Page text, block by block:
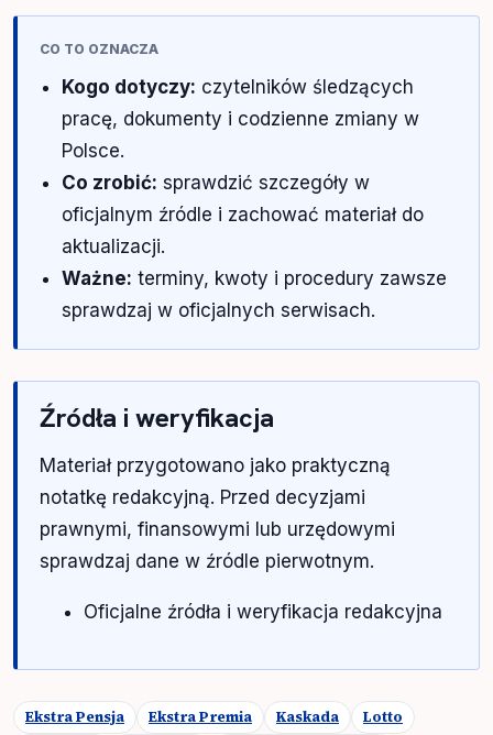
CO TO OZNACZA
Kogo dotyczy: czytelników śledzących
pracę, dokumenty i codzienne zmiany w
Polsce.
Co zrobić: sprawdzić szczegóły w
oficjalnym źródle i zachować materiał do
aktualizacji.
Ważne: terminy, kwoty i procedury zawsze
sprawdzaj w oficjalnych serwisach.
Źródła i weryfikacja
Materiał przygotowano jako praktyczną
notatkę redakcyjną. Przed decyzjami
prawnymi, finansowymi lub urzędowymi
sprawdzaj dane w źródle pierwotnym.
Oficjalne źródła i weryfikacja redakcyjna
Ekstra Pensja Ekstra Premia Kaskada
Lotto